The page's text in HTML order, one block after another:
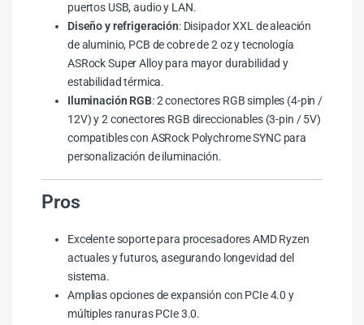
puertos USB, audio y LAN.
Diseño y refrigeración: Disipador XXL de aleación
de aluminio, PCB de cobre de 2 oz y tecnología
ASRock Super Alloy para mayor durabilidad y
estabilidad térmica.
Iluminación RGB: 2 conectores RGB simples (4-pin /
12V) y 2 conectores RGB direccionables (3-pin / 5V)
compatibles con ASRock Polychrome SYNC para
personalización de iluminación.
Pros
Excelente soporte para procesadores AMD Ryzen
actuales y futuros, asegurando longevidad del
sistema.
Amplias opciones de expansión con PCIe 4.0 y
múltiples ranuras PCIe 3.0.